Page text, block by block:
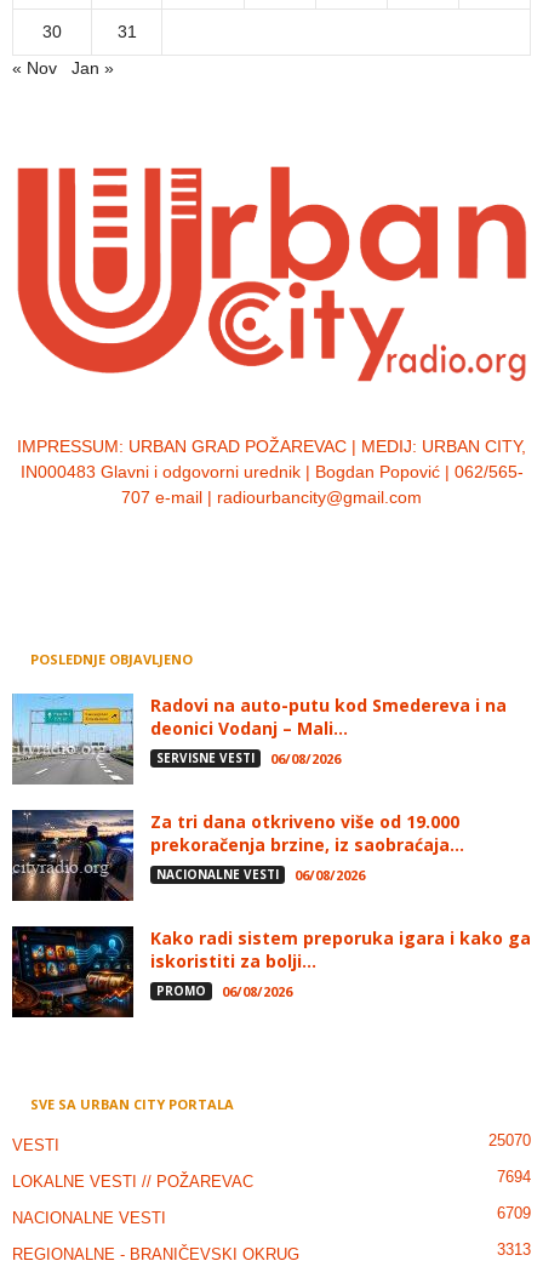
30
31
« Nov
Jan »
IMPRESSUM: URBAN GRAD POŽAREVAC | MEDIJ: URBAN CITY,
IN000483 Glavni i odgovorni urednik | Bogdan Popović | 062/565-
707 e-mail | radiourbancity@gmail.com
POSLEDNJE OBJAVLJENO
Radovi na auto-putu kod Smedereva i na
deonici Vodanj – Mali...
SERVISNE VESTI 06/08/2026
Za tri dana otkriveno više od 19.000
prekoračenja brzine, iz saobraćaja...
NACIONALNE VESTI 06/08/2026
Kako radi sistem preporuka igara i kako ga
iskoristiti za bolji...
PROMO 06/08/2026
SVE SA URBAN CITY PORTALA
VESTI 25070
LOKALNE VESTI // POŽAREVAC 7694
NACIONALNE VESTI 6709
REGIONALNE - BRANIČEVSKI OKRUG
3313